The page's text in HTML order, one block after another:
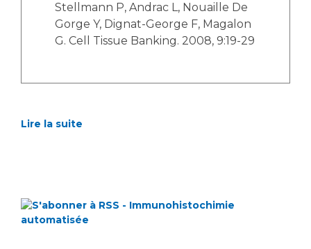
Stellmann P, Andrac L, Nouaille De
Gorge Y, Dignat-George F, Magalon
G. Cell Tissue Banking. 2008, 9:19-29
Lire la suite